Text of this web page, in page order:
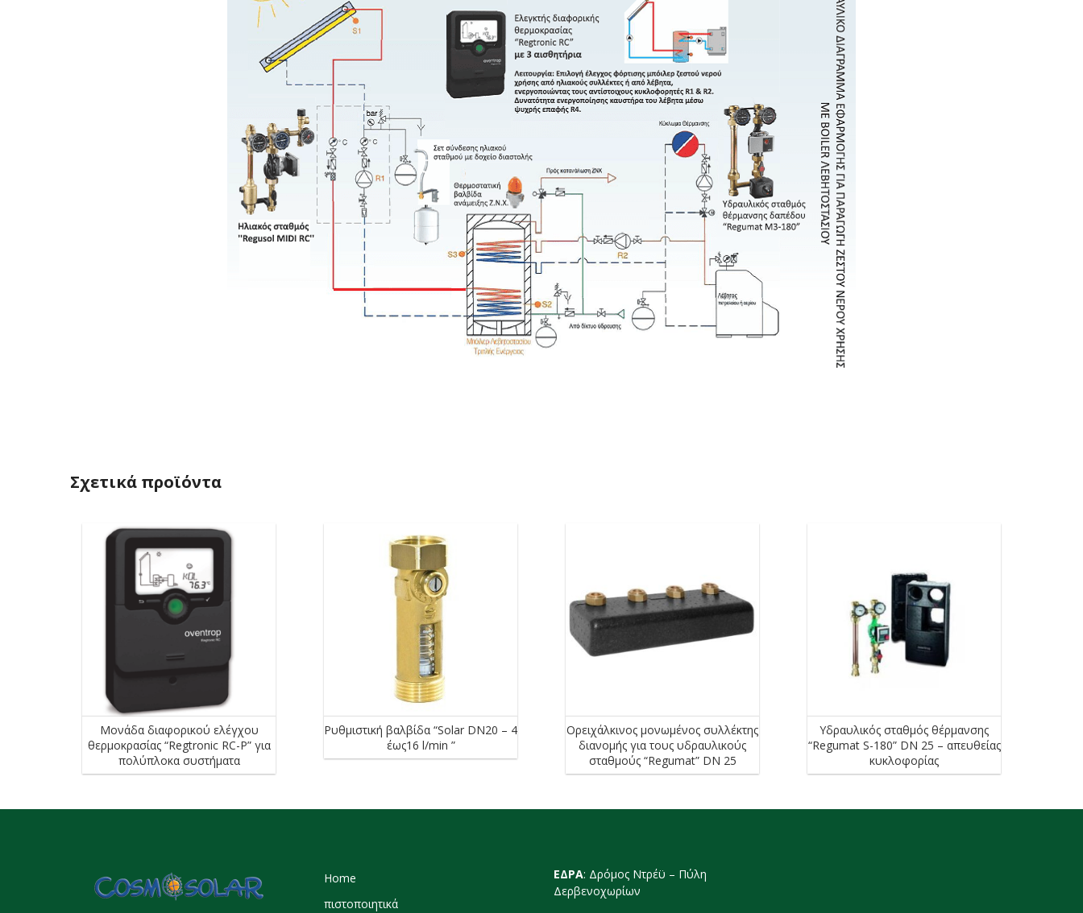
Σχετικά προϊόντα
Μονάδα διαφορικού ελέγχου
θερμοκρασίας “Regtronic RC-P” για
πολύπλοκα συστήματα
Ρυθμιστική βαλβίδα “Solar DN20 – 4
έως16 l/min ”
Ορειχάλκινος μονωμένος συλλέκτης
διανομής για τους υδραυλικούς
σταθμούς “Regumat” DN 25
Υδραυλικός σταθμός θέρμανσης
“Regumat S-180” DN 25 – απευθείας
κυκλοφορίας
Home
πιστοποιητικά
ΕΔΡΑ: Δρόμος Ντρέϋ – Πύλη
Δερβενοχωρίων